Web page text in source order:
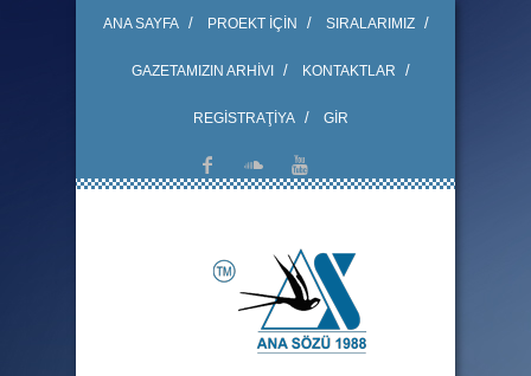
ANA SAYFA PROEKT İÇİN SIRALARIMIZ
GAZETAMIZIN ARHİVI KONTAKTLAR
REGİSTRAŢİYA GİR